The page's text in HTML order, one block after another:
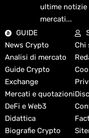
ultime notizie
mercati...
GUIDE
News Crypto
Analisi di mercato
Guide Crypto
Exchange
Mercati e quotazioni
DeFi e Web3
Didattica
Biografie Crypto
Chi